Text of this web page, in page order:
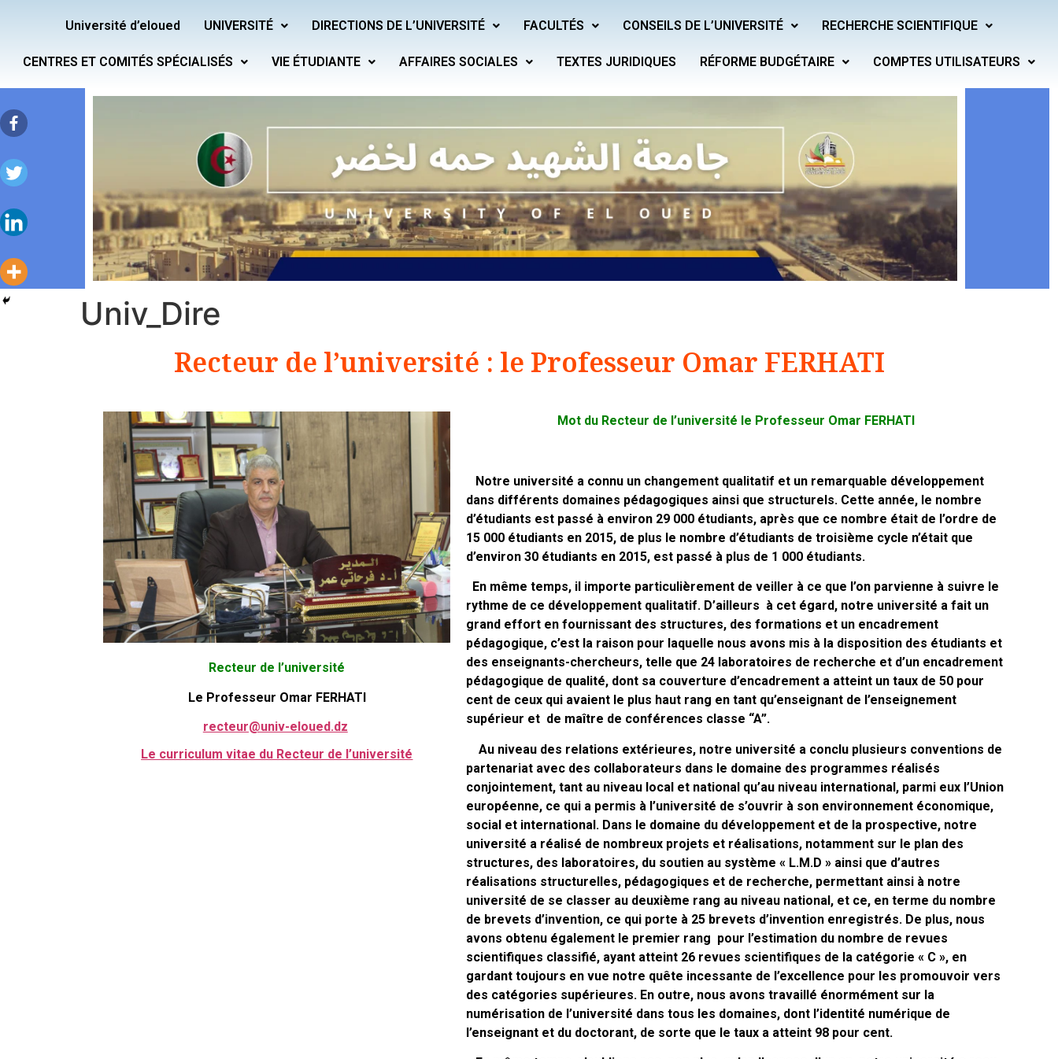
Université d’eloued UNIVERSITÉ DIRECTIONS DE L’UNIVERSITÉ FACULTÉS CONSEILS DE L’UNIVERSITÉ RECHERCHE SCIENTIFIQUE
CENTRES ET COMITÉS SPÉCIALISÉS VIE ÉTUDIANTE AFFAIRES SOCIALES TEXTES JURIDIQUES RÉFORME BUDGÉTAIRE COMPTES UTILISATEURS
Univ_Dire
Recteur de l’université : le Professeur Omar FERHATI
Recteur de l’université
Le Professeur Omar FERHATI
recteur@univ-eloued.dz
Le curriculum vitae du Recteur de l’université
Mot du Recteur de l’université le Professeur Omar FERHATI
Notre université a connu un changement qualitatif et un remarquable développement
dans différents domaines pédagogiques ainsi que structurels. Cette année, le nombre
d’étudiants est passé à environ 29 000 étudiants, après que ce nombre était de l’ordre de
15 000 étudiants en 2015, de plus le nombre d’étudiants de troisième cycle n’était que
d’environ 30 étudiants en 2015, est passé à plus de 1 000 étudiants.
En même temps, il importe particulièrement de veiller à ce que l’on parvienne à suivre le
rythme de ce développement qualitatif. D’ailleurs à cet égard, notre université a fait un
grand effort en fournissant des structures, des formations et un encadrement
pédagogique, c’est la raison pour laquelle nous avons mis à la disposition des étudiants et
des enseignants-chercheurs, telle que 24 laboratoires de recherche et d’un encadrement
pédagogique de qualité, dont sa couverture d’encadrement a atteint un taux de 50 pour
cent de ceux qui avaient le plus haut rang en tant qu’enseignant de l’enseignement
supérieur et de maître de conférences classe “A”.
Au niveau des relations extérieures, notre université a conclu plusieurs conventions de
partenariat avec des collaborateurs dans le domaine des programmes réalisés
conjointement, tant au niveau local et national qu’au niveau international, parmi eux l’Union
européenne, ce qui a permis à l’université de s’ouvrir à son environnement économique,
social et international. Dans le domaine du développement et de la prospective, notre
université a réalisé de nombreux projets et réalisations, notamment sur le plan des
structures, des laboratoires, du soutien au système « L.M.D » ainsi que d’autres
réalisations structurelles, pédagogiques et de recherche, permettant ainsi à notre
université de se classer au deuxième rang au niveau national, et ce, en terme du nombre
de brevets d’invention, ce qui porte à 25 brevets d’invention enregistrés. De plus, nous
avons obtenu également le premier rang pour l’estimation du nombre de revues
scientifiques classifié, ayant atteint 26 revues scientifiques de la catégorie « C », en
gardant toujours en vue notre quête incessante de l’excellence pour les promouvoir vers
des catégories supérieures. En outre, nous avons travaillé énormément sur la
numérisation de l’université dans tous les domaines, dont l’identité numérique de
l’enseignant et du doctorant, de sorte que le taux a atteint 98 pour cent.